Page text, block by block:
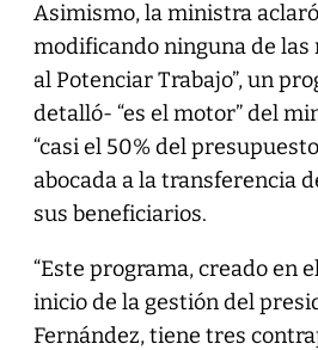
Asimismo, la ministra aclaró
modificando ninguna de las
al Potenciar Trabajo”, un
detalló- “es el motor” del
“casi el 50% del
abocada a la transferencia
sus beneficiarios.
“Este programa, creado en
inicio de la gestión del
Fernández, tiene tres